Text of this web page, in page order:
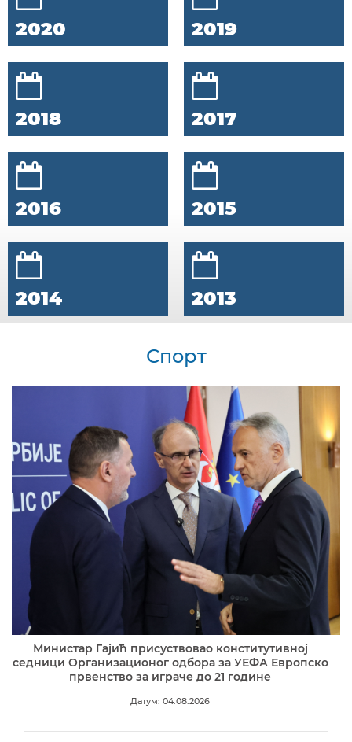
2020 2019
2018 2017
2016 2015
2014 2013
Спорт
Министар Гајић присуствовао конститутивној
седници Организационог одбора за УЕФА Европско
првенство за играче до 21 године
Датум: 04.08.2026